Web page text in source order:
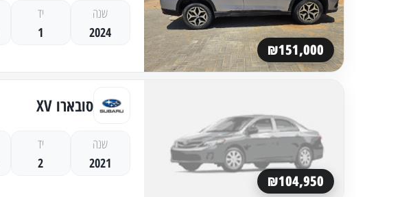
₪151,000
שנה
2024
יד
1
₪104,950
סובארו XV
שנה
2021
יד
2